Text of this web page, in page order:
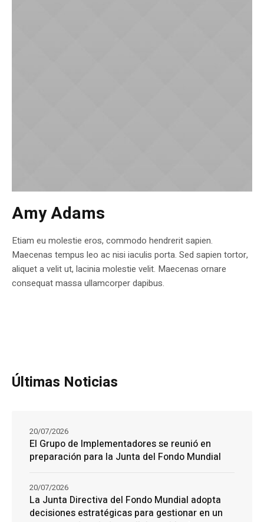
Amy Adams
Etiam eu molestie eros, commodo hendrerit sapien.
Maecenas tempus leo ac nisi iaculis porta. Sed sapien tortor,
aliquet a velit ut, lacinia molestie velit. Maecenas ornare
consequat massa ullamcorper dapibus.
Últimas Noticias
El Grupo de Implementadores se reunió en
preparación para la Junta del Fondo Mundial
20/07/2026
La Junta Directiva del Fondo Mundial adopta
decisiones estratégicas para gestionar en un
20/07/2026